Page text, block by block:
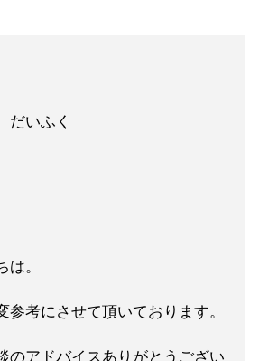
だいふく
。
参考にさせて頂いております。
のアドバイスありがとうござい